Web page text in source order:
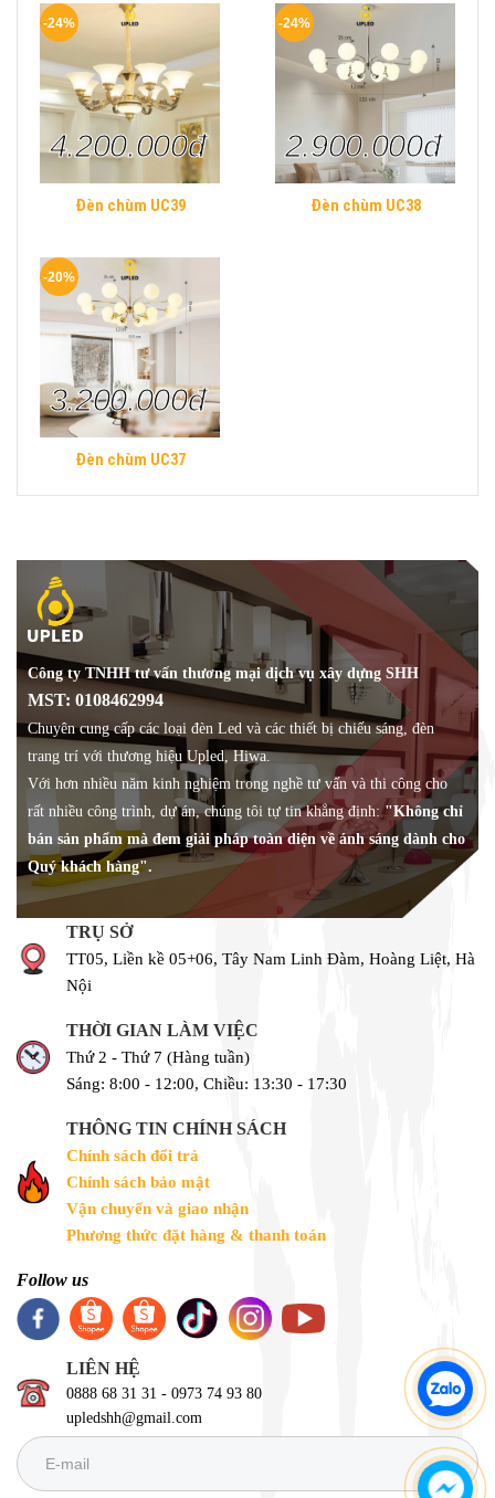
Đèn chùm UC39
4.200.000đ
-24%
Đèn chùm UC38
2.900.000đ
-24%
Đèn chùm UC37
3.200.000đ
-20%
Công ty TNHH tư vấn thương mại dịch vụ xây dựng SHH
MST: 0108462994
Chuyên cung cấp các loại đèn Led và các thiết bị chiếu sáng, đèn
trang trí với thương hiệu Upled, Hiwa.
Với hơn nhiều năm kinh nghiệm trong nghề tư vấn và thi công cho
rất nhiều công trình, dự án, chúng tôi tự tin khẳng định:"Không chỉ
bán sản phẩm mà đem giải pháp toàn diện về ánh sáng dành cho
Quý khách hàng".
TRỤ SỞ
TT05, Liền kề 05+06, Tây Nam Linh Đàm, Hoàng Liệt, Hà
Nội
THỜI GIAN LÀM VIỆC
Thứ 2 - Thứ 7 (Hàng tuần)
Sáng: 8:00 - 12:00, Chiều: 13:30 - 17:30
THÔNG TIN CHÍNH SÁCH
Chính sách đổi trả
Chính sách bảo mật
Vận chuyển và giao nhận
Phương thức đặt hàng & thanh toán
Follow us
LIÊN HỆ
0888 68 31 31 - 0973 74 93 80
upledshh@gmail.com